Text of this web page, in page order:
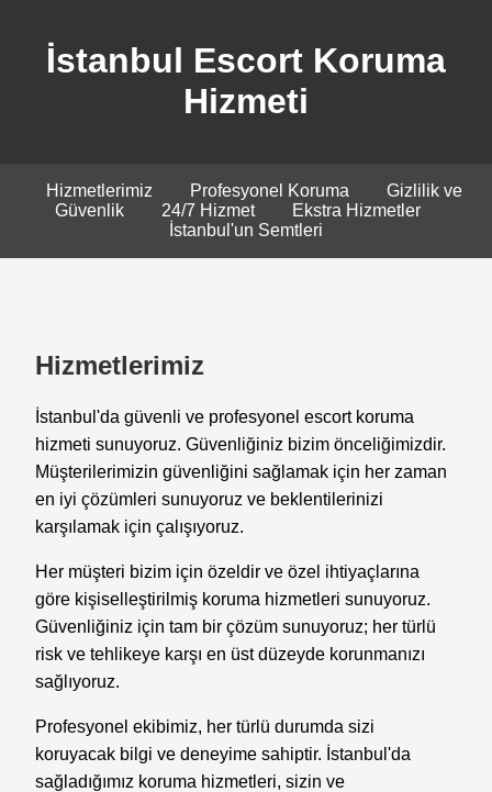
İstanbul Escort Koruma
Hizmeti
Hizmetlerimiz Profesyonel Koruma
Gizlilik ve
Güvenlik
24/7 Hizmet
Ekstra Hizmetler
İstanbul'un Semtleri
Hizmetlerimiz
İstanbul'da güvenli ve profesyonel escort koruma
hizmeti sunuyoruz. Güvenliğiniz bizim önceliğimizdir.
Müşterilerimizin güvenliğini sağlamak için her zaman
en iyi çözümleri sunuyoruz ve beklentilerinizi
karşılamak için çalışıyoruz.
Her müşteri bizim için özeldir ve özel ihtiyaçlarına
göre kişiselleştirilmiş koruma hizmetleri sunuyoruz.
Güvenliğiniz için tam bir çözüm sunuyoruz; her türlü
risk ve tehlikeye karşı en üst düzeyde korunmanızı
sağlıyoruz.
Profesyonel ekibimiz, her türlü durumda sizi
koruyacak bilgi ve deneyime sahiptir. İstanbul'da
sağladığımız koruma hizmetleri, sizin ve